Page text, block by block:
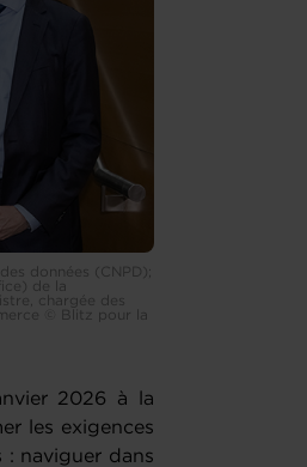
données (CNPD);
de la
chargée des
© Blitz pour la
2026 à la
les exigences
: naviguer dans